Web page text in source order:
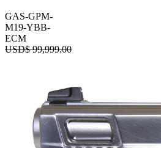
GAS-GPM-
M19-YBB-
ECM
USD$99,999.00